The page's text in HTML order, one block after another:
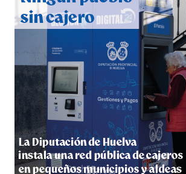
hace 7 días·Huelvatv
5º DÍA DE LAS FIESTAS
hace 1 semana·Huelvatv